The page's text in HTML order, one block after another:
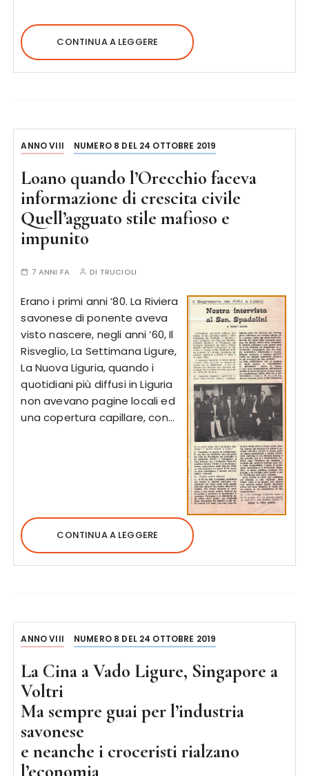
CONTINUA A LEGGERE
ANNO VIII NUMERO 8 DEL 24 OTTOBRE 2019
Loano quando l’Orecchio faceva
informazione di crescita civile
Quell’agguato stile mafioso e
impunito
7 ANNI FA DI TRUCIOLI
Erano i primi anni ’80. La Riviera
savonese di ponente aveva
visto nascere, negli anni ’60, Il
Risveglio, La Settimana Ligure,
La Nuova Liguria, quando i
quotidiani più diffusi in Liguria
non avevano pagine locali ed
una copertura capillare, con…
CONTINUA A LEGGERE
ANNO VIII NUMERO 8 DEL 24 OTTOBRE 2019
La Cina a Vado Ligure, Singapore a
Voltri
Ma sempre guai per l’industria
savonese
e neanche i croceristi rialzano
l’economia